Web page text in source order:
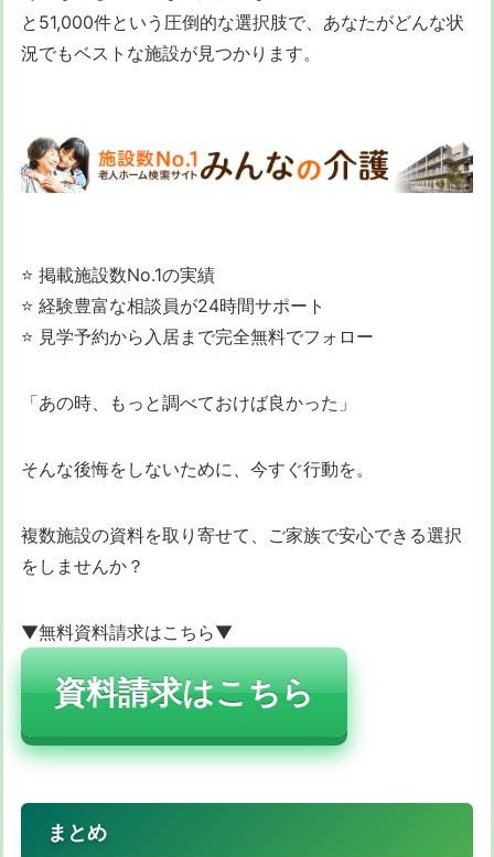
と51,000件という圧倒的な選択肢で、あなたがどんな状
況でもベストな施設が見つかります。
⭐ 掲載施設数No.1の実績
⭐ 経験豊富な相談員が24時間サポート
⭐ 見学予約から入居まで完全無料でフォロー
「あの時、もっと調べておけば良かった」
そんな後悔をしないために、今すぐ行動を。
複数施設の資料を取り寄せて、ご家族で安心できる選択
をしませんか？
▼無料資料請求はこちら▼
資料請求はこちら
まとめ